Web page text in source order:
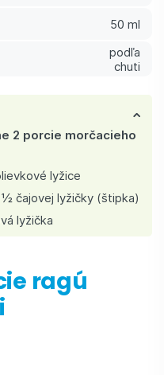
50 ml
podľa
chuti
2 porcie morčacieho
lyžice
čajovej lyžičky (štipka)
lyžička
ragú